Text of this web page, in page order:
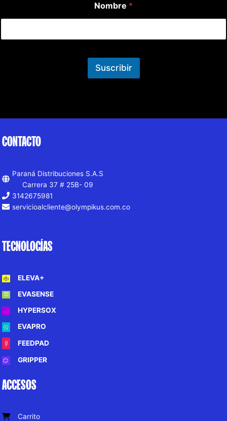
Nombre *
Suscribir
CONTACTO
Paraná Distribuciones S.A.S
Carrera 37 # 25B- 09
3142675981
servicioalcliente@olympikus.com.co
TECNOLOGÍAS
ELEVA+
EVASENSE
HYPERSOX
EVAPRO
FEEDPAD
GRIPPER
ACCESOS
Carrito